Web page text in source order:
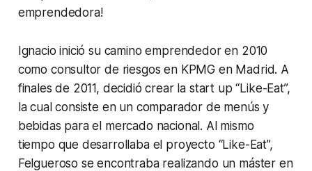
emprendedora!
Ignacio inició su camino emprendedor en 2010
como consultor de riesgos en KPMG en Madrid. A
finales de 2011, decidió crear la start up “Like-Eat”,
la cual consiste en un comparador de menús y
bebidas para el mercado nacional. Al mismo
tiempo que desarrollaba el proyecto “Like-Eat”,
Felgueroso se encontraba realizando un máster en